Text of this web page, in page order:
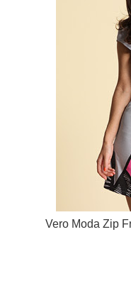
Vero Moda Zip